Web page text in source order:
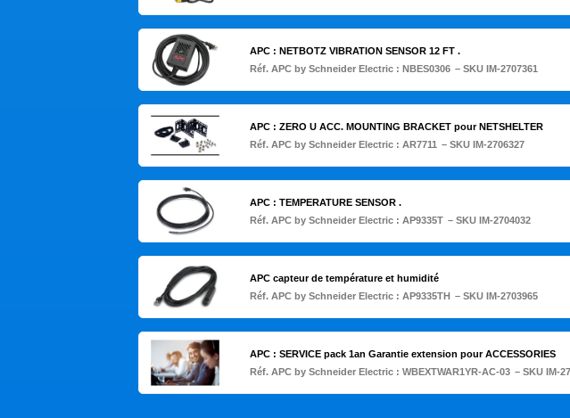
APC : NETBOTZ VIBRATION SENSOR 12 FT .
Réf. APC by Schneider Electric : NBES0306 – SKU IM-2707361
APC : ZERO U ACC. MOUNTING BRACKET pour NETSHELTER
Réf. APC by Schneider Electric : AR7711 – SKU IM-2706327
APC : TEMPERATURE SENSOR .
Réf. APC by Schneider Electric : AP9335T – SKU IM-2704032
APC capteur de température et humidité
Réf. APC by Schneider Electric : AP9335TH – SKU IM-2703965
APC : SERVICE pack 1an Garantie extension pour ACCESSORIES
Réf. APC by Schneider Electric : WBEXTWAR1YR-AC-03 – SKU IM-